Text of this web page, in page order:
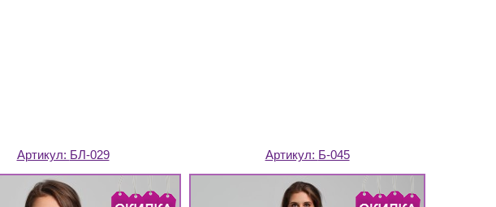
Артикул: БЛ-029 Артикул: Б-045